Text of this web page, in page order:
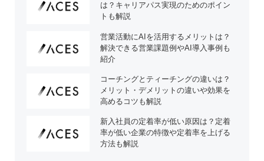
は？キャリアパス実現のためのポイン
トも解説
営業活動にAIを活用するメリットは？
解決できる営業課題例やAI導入事例も
紹介
コーチングとティーチングの違いは？
メリット・デメリットの違いや効果を
高めるコツも解説
新入社員の定着率が低い原因は？定着
率が低い企業の特徴や定着率を上げる
方法も解説